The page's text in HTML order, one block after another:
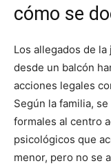
cómo se
Los allegados de
desde un balcón
acciones legales
Según la familia,
formales al centro
psicológicos que
menor, pero no se